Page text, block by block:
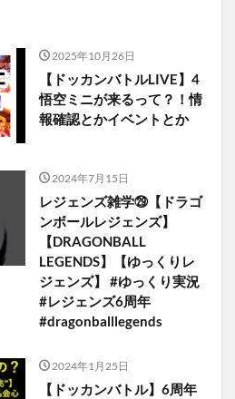
2025年10月26日
【ドッカンバトルLIVE】4
悟空ミニが来るって？！情
報確認とかイベントとか
2024年7月15日
レジェンズ雑学㉙【ドラゴ
ンボールレジェンズ】
【DRAGONBALL
LEGENDS】【ゆっくりレ
ジェンズ】 #ゆっくり実況
#レジェンズ6周年
#dragonballlegends
2024年1月25日
【ドッカンバトル】6周年